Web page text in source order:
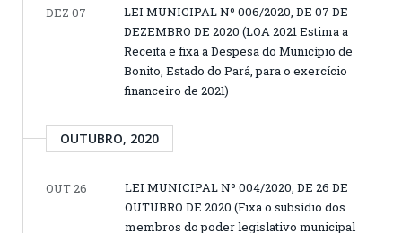
DEZ 07
LEI MUNICIPAL Nº 006/2020, DE 07 DE
DEZEMBRO DE 2020 (LOA 2021 Estima a
Receita e fixa a Despesa do Município de
Bonito, Estado do Pará, para o exercício
financeiro de 2021)
OUTUBRO, 2020
OUT 26
LEI MUNICIPAL Nº 004/2020, DE 26 DE
OUTUBRO DE 2020 (Fixa o subsídio dos
membros do poder legislativo municipal